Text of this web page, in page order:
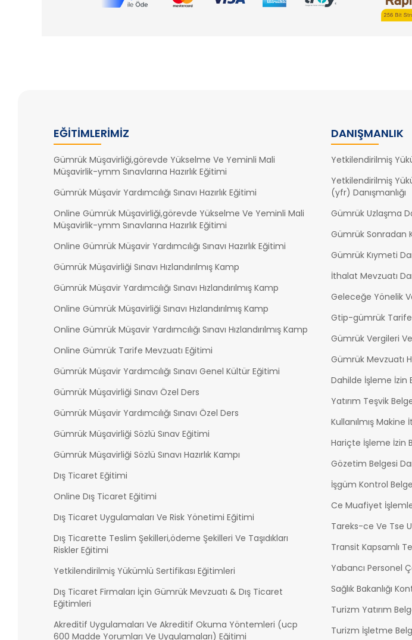
EĞITIMLERIMIZ
Gümrük Müşavirliği,görevde Yükselme Ve Yeminli Mali
Müşavirlik-ymm Sınavlarına Hazırlık Eğitimi
Gümrük Müşavir Yardımcılığı Sınavı Hazırlık Eğitimi
Online Gümrük Müşavirliği,görevde Yükselme Ve Yeminli Mali
Müşavirlik-ymm Sınavlarına Hazırlık Eğitimi
Online Gümrük Müşavir Yardımcılığı Sınavı Hazırlık Eğitimi
Gümrük Müşavirliği Sınavı Hızlandırılmış Kamp
Gümrük Müşavir Yardımcılığı Sınavı Hızlandırılmış Kamp
Online Gümrük Müşavirliği Sınavı Hızlandırılmış Kamp
Online Gümrük Müşavir Yardımcılığı Sınavı Hızlandırılmış Kamp
Online Gümrük Tarife Mevzuatı Eğitimi
Gümrük Müşavir Yardımcılığı Sınavı Genel Kültür Eğitimi
Gümrük Müşavirliği Sınavı Özel Ders
Gümrük Müşavir Yardımcılığı Sınavı Özel Ders
Gümrük Müşavirliği Sözlü Sınav Eğitimi
Gümrük Müşavirliği Sözlü Sınavı Hazırlık Kampı
Dış Ticaret Eğitimi
Online Dış Ticaret Eğitimi
Dış Ticaret Uygulamaları Ve Risk Yönetimi Eğitimi
Dış Ticarette Teslim Şekilleri,ödeme Şekilleri Ve Taşıdıkları
Riskler Eğitimi
Yetkilendirilmiş Yükümlü Sertifikası Eğitimleri
Dış Ticaret Firmaları İçin Gümrük Mevzuatı & Dış Ticaret
Eğitimleri
Akreditif Uygulamaları Ve Akreditif Okuma Yöntemleri (ucp
600 Madde Yorumları Ve Uygulamaları) Eğitimi
DANIŞMANLIK
Yetkilendirilmiş
Yetkilendirilmiş
(yfr) Danışmanlığı
Gümrük Uzlaşma
Gümrük Sonradan
Gümrük Kıymeti
İthalat Mevzuatı
Geleceğe Yönelik
Gtip-gümrük
Gümrük Vergileri Ve
Gümrük Mevzuatı
Dahilde İşleme İzin
Yatırım Teşvik
Kullanılmış Makine
Hariçte İşleme İzin
Gözetim Belgesi
İşgüm Kontrol
Ce Muafiyet
Tareks-ce Ve Tse
Transit Kapsamlı
Yabancı Personel
Sağlık Bakanlığı
Turizm Yatırım
Turizm İşletme